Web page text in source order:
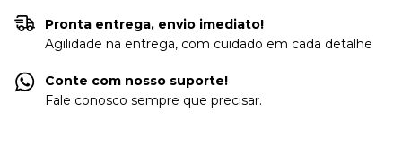
Pronta entrega, envio imediato!
Agilidade na entrega, com cuidado em cada detalhe
Conte com nosso suporte!
Fale conosco sempre que precisar.